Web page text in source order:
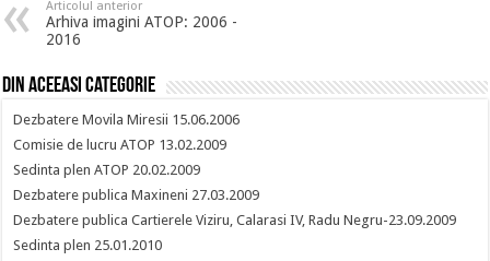
Articolul anterior
Arhiva imagini ATOP: 2006 -
2016
Din aceeasi categorie
Dezbatere Movila Miresii 15.06.2006
Comisie de lucru ATOP 13.02.2009
Sedinta plen ATOP 20.02.2009
Dezbatere publica Maxineni 27.03.2009
Dezbatere publica Cartierele Viziru, Calarasi IV, Radu Negru-23.09.2009
Sedinta plen 25.01.2010